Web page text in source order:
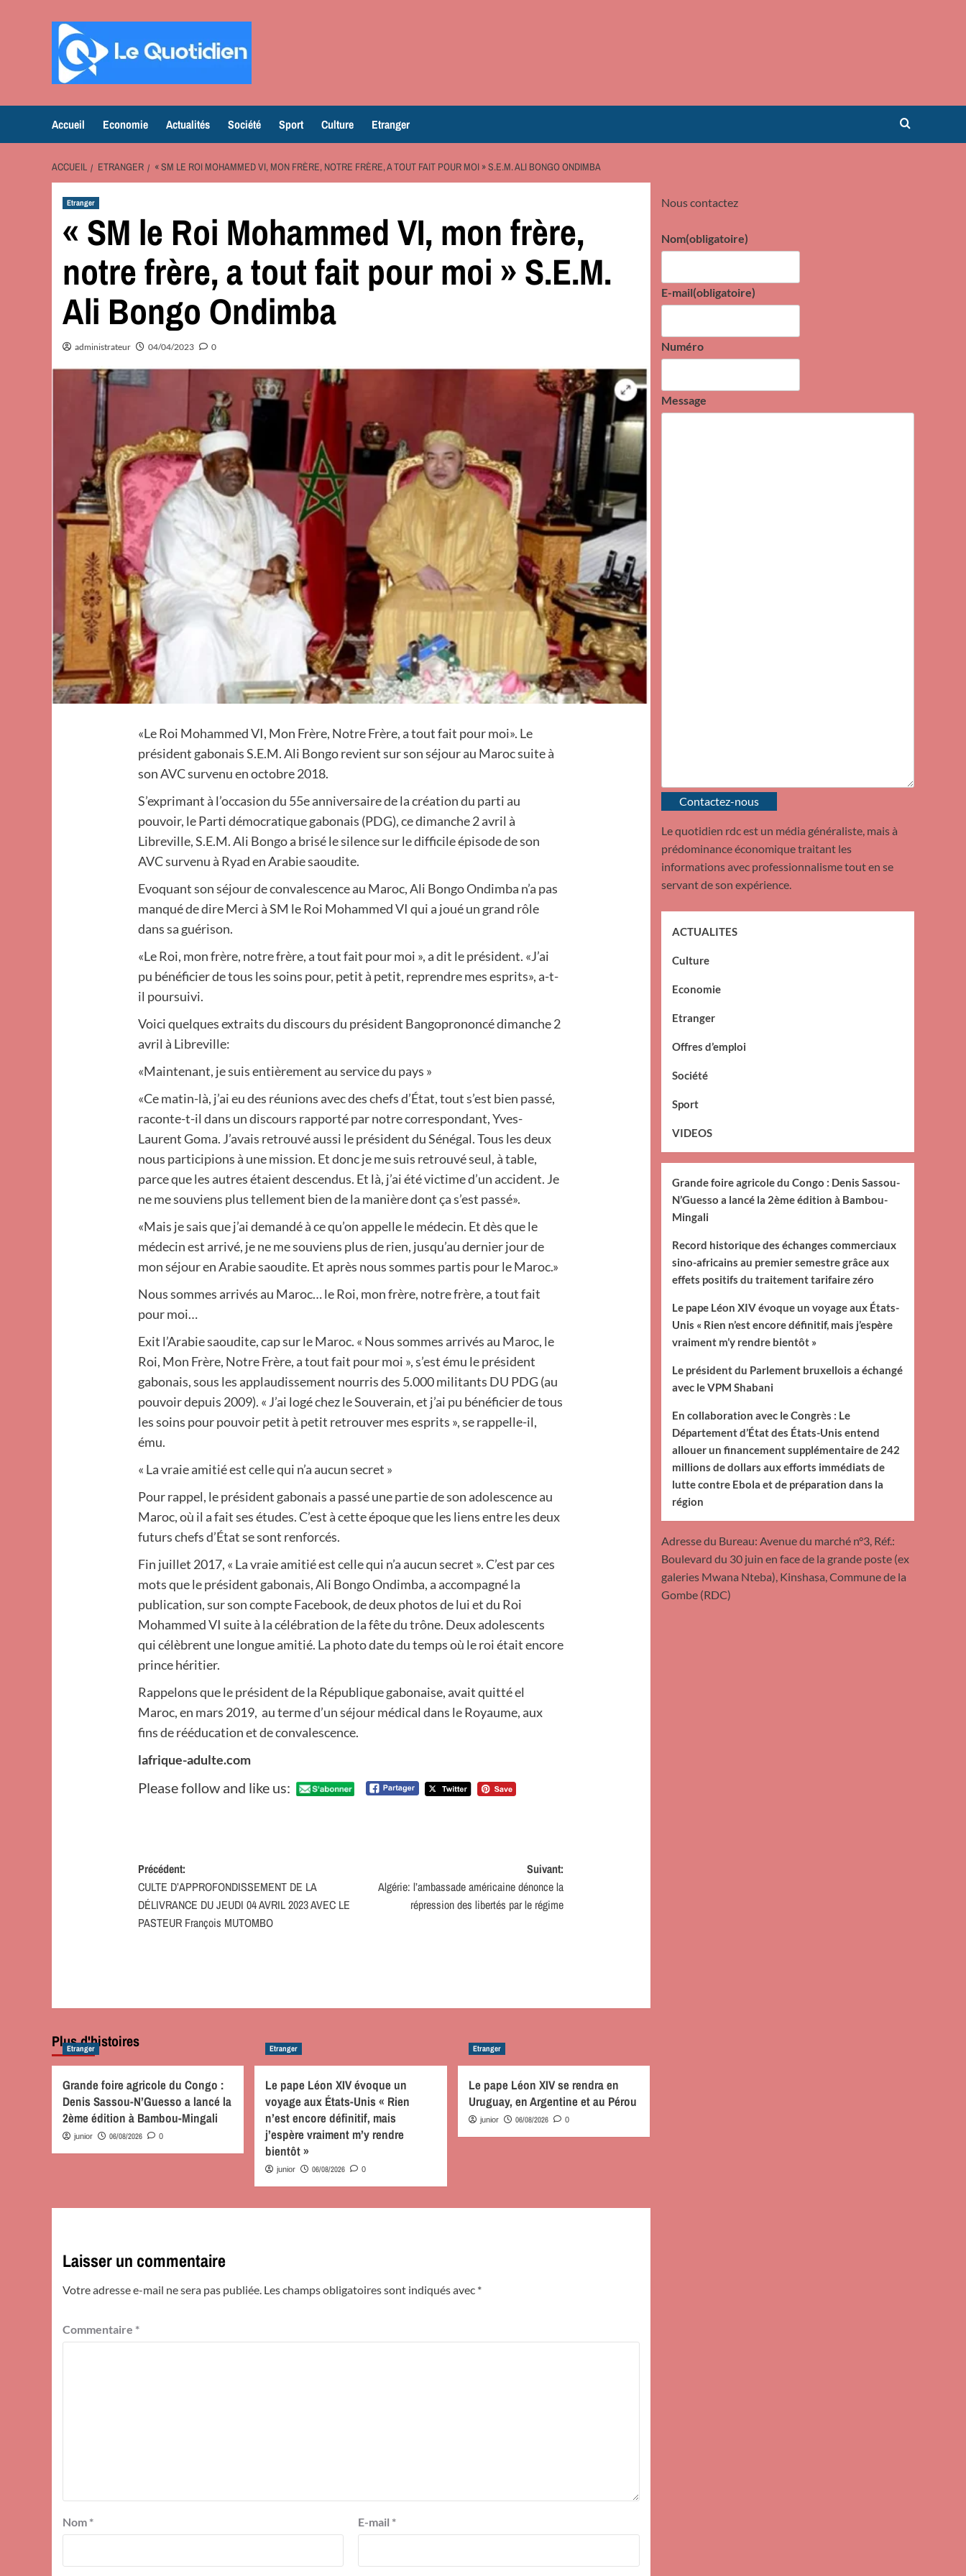
Accueil Economie Actualités Société Sport Culture Etranger
ACCUEIL ETRANGER « SM LE ROI MOHAMMED VI, MON FRÈRE, NOTRE FRÈRE, A TOUT FAIT POUR MOI » S.E.M. ALI BONGO ONDIMBA
Etranger
« SM le Roi Mohammed VI, mon frère,
notre frère, a tout fait pour moi » S.E.M.
Ali Bongo Ondimba
administrateur 04/04/2023 0
«Le Roi Mohammed VI, Mon Frère, Notre Frère, a tout fait pour moi». Le
président gabonais S.E.M. Ali Bongo revient sur son séjour au Maroc suite à
son AVC survenu en octobre 2018.
S’exprimant à l’occasion du 55e anniversaire de la création du parti au
pouvoir, le Parti démocratique gabonais (PDG), ce dimanche 2 avril à
Libreville, S.E.M. Ali Bongo a brisé le silence sur le difficile épisode de son
AVC survenu à Ryad en Arabie saoudite.
Evoquant son séjour de convalescence au Maroc, Ali Bongo Ondimba n’a pas
manqué de dire Merci à SM le Roi Mohammed VI qui a joué un grand rôle
dans sa guérison.
«Le Roi, mon frère, notre frère, a tout fait pour moi », a dit le président. «J’ai
pu bénéficier de tous les soins pour, petit à petit, reprendre mes esprits», a-t-
il poursuivi.
Voici quelques extraits du discours du président Bangoprononcé dimanche 2
avril à Libreville:
«Maintenant, je suis entièrement au service du pays »
«Ce matin-là, j’ai eu des réunions avec des chefs d’État, tout s’est bien passé,
raconte-t-il dans un discours rapporté par notre correspondant, Yves-
Laurent Goma. J’avais retrouvé aussi le président du Sénégal. Tous les deux
nous participions à une mission. Et donc je me suis retrouvé seul, à table,
parce que les autres étaient descendus. Et là, j’ai été victime d’un accident. Je
ne me souviens plus tellement bien de la manière dont ça s’est passé».
«Mais je sais que j’ai demandé à ce qu’on appelle le médecin. Et dès que le
médecin est arrivé, je ne me souviens plus de rien, jusqu’au dernier jour de
mon séjour en Arabie saoudite. Et après nous sommes partis pour le Maroc.»
Nous sommes arrivés au Maroc… le Roi, mon frère, notre frère, a tout fait
pour moi…
Exit l’Arabie saoudite, cap sur le Maroc. « Nous sommes arrivés au Maroc, le
Roi, Mon Frère, Notre Frère, a tout fait pour moi », s’est ému le président
gabonais, sous les applaudissement nourris des 5.000 militants DU PDG (au
pouvoir depuis 2009). « J’ai logé chez le Souverain, et j’ai pu bénéficier de tous
les soins pour pouvoir petit à petit retrouver mes esprits », se rappelle-il,
ému.
« La vraie amitié est celle qui n’a aucun secret »
Pour rappel, le président gabonais a passé une partie de son adolescence au
Maroc, où il a fait ses études. C’est à cette époque que les liens entre les deux
futurs chefs d’État se sont renforcés.
Fin juillet 2017, « La vraie amitié est celle qui n’a aucun secret ». C’est par ces
mots que le président gabonais, Ali Bongo Ondimba, a accompagné la
publication, sur son compte Facebook, de deux photos de lui et du Roi
Mohammed VI suite à la célébration de la fête du trône. Deux adolescents
qui célèbrent une longue amitié. La photo date du temps où le roi était encore
prince héritier.
Rappelons que le président de la République gabonaise, avait quitté el
Maroc, en mars 2019, au terme d’un séjour médical dans le Royaume, aux
fins de rééducation et de convalescence.
lafrique-adulte.com
Please follow and like us:
Navigation
d’article
Précédent:
CULTE D’APPROFONDISSEMENT DE LA
DÉLIVRANCE DU JEUDI 04 AVRIL 2023 AVEC LE
PASTEUR François MUTOMBO
Suivant:
Algérie: l’ambassade américaine dénonce la
répression des libertés par le régime
Plus d'histoires
Etranger
Grande foire agricole du Congo :
Denis Sassou-N’Guesso a lancé la
2ème édition à Bambou-Mingali
junior 06/08/2026 0
Etranger
Le pape Léon XIV évoque un
voyage aux États-Unis « Rien
n’est encore définitif, mais
j’espère vraiment m’y rendre
bientôt »
junior 06/08/2026 0
Etranger
Le pape Léon XIV se rendra en
Uruguay, en Argentine et au Pérou
junior 06/08/2026 0
Laisser un commentaire
Votre adresse e-mail ne sera pas publiée. Les champs obligatoires sont indiqués avec *
Commentaire *
Nom * E-mail *
Nous contactez
Nom(obligatoire)
E-mail(obligatoire)
Numéro
Message
Contactez-nous
Le quotidien rdc est un média généraliste, mais à
prédominance économique traitant les
informations avec professionnalisme tout en se
servant de son expérience.
ACTUALITES
Culture
Economie
Etranger
Offres d’emploi
Société
Sport
VIDEOS
Grande foire agricole du Congo : Denis Sassou-
N’Guesso a lancé la 2ème édition à Bambou-
Mingali
Record historique des échanges commerciaux
sino-africains au premier semestre grâce aux
effets positifs du traitement tarifaire zéro
Le pape Léon XIV évoque un voyage aux États-
Unis « Rien n’est encore définitif, mais j’espère
vraiment m’y rendre bientôt »
Le président du Parlement bruxellois a échangé
avec le VPM Shabani
En collaboration avec le Congrès : Le
Département d’État des États-Unis entend
allouer un financement supplémentaire de 242
millions de dollars aux efforts immédiats de
lutte contre Ebola et de préparation dans la
région
Adresse du Bureau: Avenue du marché n°3, Réf.:
Boulevard du 30 juin en face de la grande poste (ex
galeries Mwana Nteba), Kinshasa, Commune de la
Gombe (RDC)